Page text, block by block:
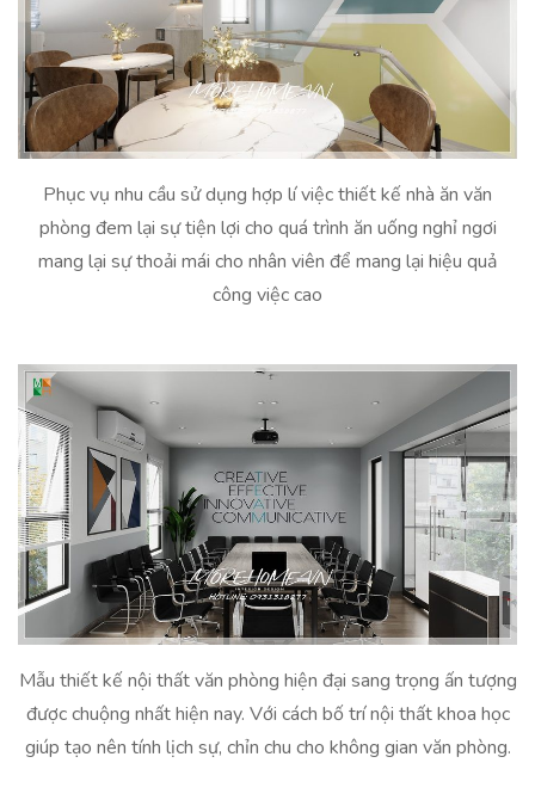
Phục vụ nhu cầu sử dụng hợp lí việc thiết kế nhà ăn văn
phòng đem lại sự tiện lợi cho quá trình ăn uống nghỉ ngơi
mang lại sự thoải mái cho nhân viên để mang lại hiệu quả
công việc cao
Mẫu thiết kế nội thất văn phòng hiện đại sang trọng ấn tượng
được chuộng nhất hiện nay. Với cách bố trí nội thất khoa học
giúp tạo nên tính lịch sự, chỉn chu cho không gian văn phòng.